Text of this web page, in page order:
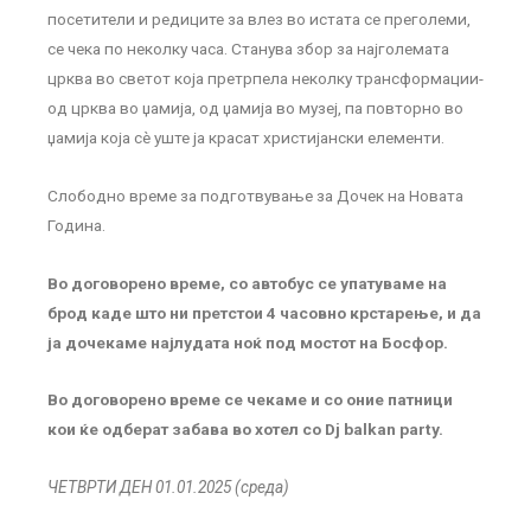
посетители и редиците за влез во истата се преголеми,
се чека по неколку часа. Станува збор за најголемата
црква во светот која претрпела неколку трансформации-
од црква во џамија, од џамија во музеј, па повторно во
џамија која сè уште ја красат христијански елементи.
Слободно време за подготвување за Дочек на Новата
Година.
Во договорено време, со автобус се упатуваме на
брод каде што ни претстои 4 часовно крстарење, и да
ја дочекаме најлудата ноќ под мостот на Босфор.
Во договорено време се чекаме и со оние патници
кои ќе одберат забава во хотел со Dj balkan party.
ЧЕТВРТИ ДЕН 01.01.2025 (среда)